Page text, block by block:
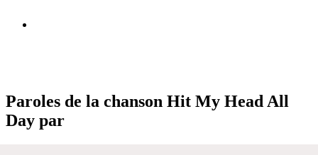
Paroles de la chanson Hit My Head All
Day par